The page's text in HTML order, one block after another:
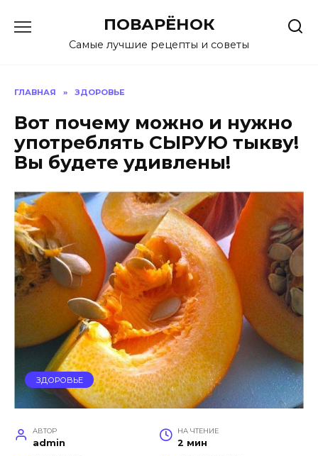
содержанию
ПОВАРЁНОК
Самые лучшие рецепты и советы
ГЛАВНАЯ » ЗДОРОВЬЕ
Вот почему можно и нужно
употреблять СЫРУЮ тыкву!
Вы будете удивлены!
ЗДОРОВЬЕ
АВТОР
admin
НА ЧТЕНИЕ
2 мин